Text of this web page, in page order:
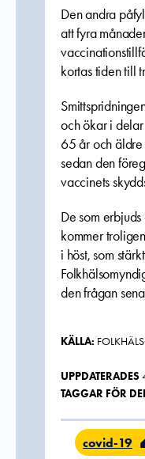
Den andra
att fyra
kortas tiden till
och ökar i delar
65 år och äldre
sedan den
vaccinets
De som
kommer
i höst, som
den frågan
KÄLLA:
UPPDATERADES
TAGGAR FÖR
covid-19